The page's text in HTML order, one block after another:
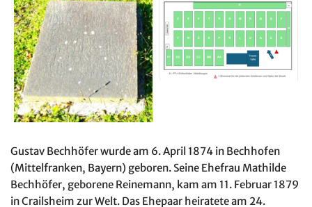
Gustav Bechhöfer wurde am 6. April 1874 in Bechhofen
(Mittelfranken, Bayern) geboren. Seine Ehefrau Mathilde
Bechhöfer, geborene Reinemann, kam am 11. Februar 1879
in Crailsheim zur Welt. Das Ehepaar heiratete am 24.